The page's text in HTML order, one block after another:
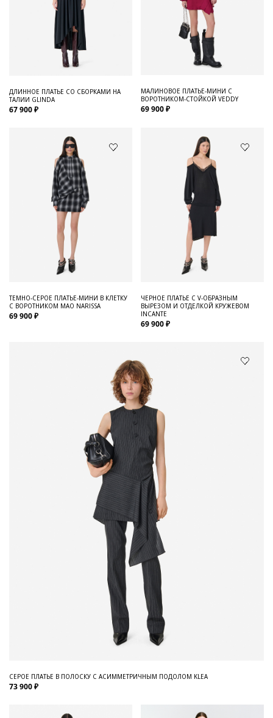
ДЛИННОЕ ПЛАТЬЕ СО СБОРКАМИ НА
ТАЛИИ GLINDA
67 900 ₽
МАЛИНОВОЕ ПЛАТЬЕ-МИНИ С
ВОРОТНИКОМ-СТОЙКОЙ VEDDY
69 900 ₽
ТЕМНО-СЕРОЕ ПЛАТЬЕ-МИНИ В КЛЕТКУ
С ВОРОТНИКОМ МАО NARISSA
69 900 ₽
ЧЕРНОЕ ПЛАТЬЕ С V-ОБРАЗНЫМ
ВЫРЕЗОМ И ОТДЕЛКОЙ КРУЖЕВОМ
INCANTE
69 900 ₽
СЕРОЕ ПЛАТЬЕ В ПОЛОСКУ С АСИММЕТРИЧНЫМ ПОДОЛОМ KLEA
73 900 ₽